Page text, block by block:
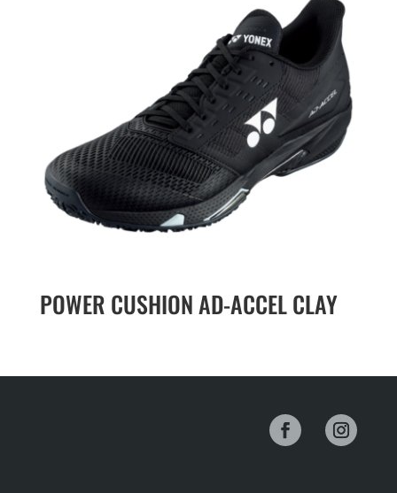
POWER CUSHION AD-ACCEL CLAY